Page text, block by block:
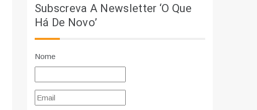
Subscreva A Newsletter ‘O Que
Há De Novo’
Nome